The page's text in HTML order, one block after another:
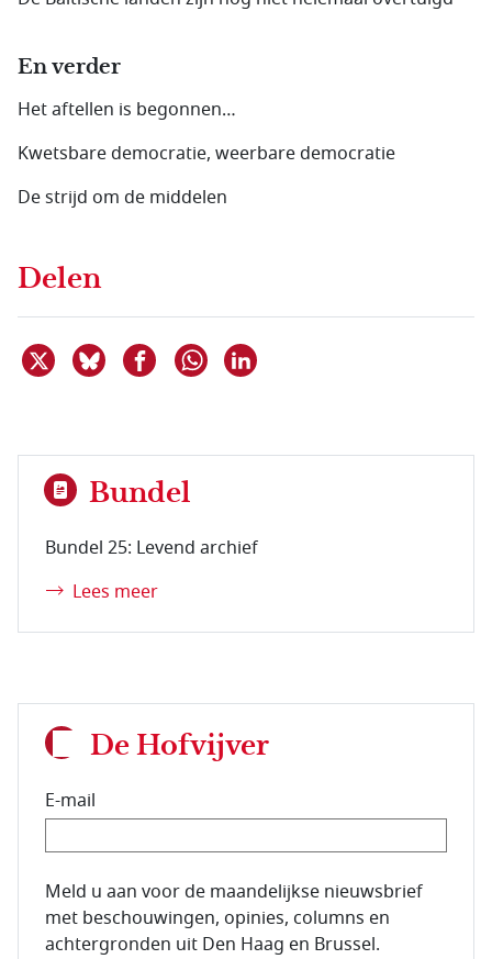
En verder
Het aftellen is begonnen…
Kwetsbare democratie, weerbare democratie
De strijd om de middelen
Delen
Deel dit item op X
Deel dit item op Bluesky
Deel dit item op Facebook
Delen via WhatsApp
Bundel
Bundel 25: Levend archief
Lees meer
De Hofvijver
E-mail
E-mailadres van de abonnee.
Meld u aan voor de maandelijkse nieuwsbrief
met beschouwingen, opinies, columns en
achtergronden uit Den Haag en Brussel.